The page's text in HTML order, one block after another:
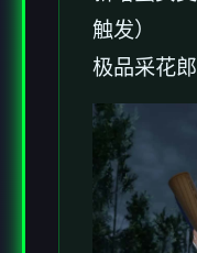
触发）
极品采花